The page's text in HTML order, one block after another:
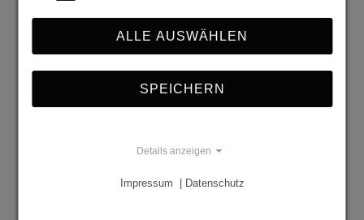
Wie hoch ist dasALLE AUSWÄHLEN
SPEICHERN
Details anzeigen
Impressum | Datenschutz